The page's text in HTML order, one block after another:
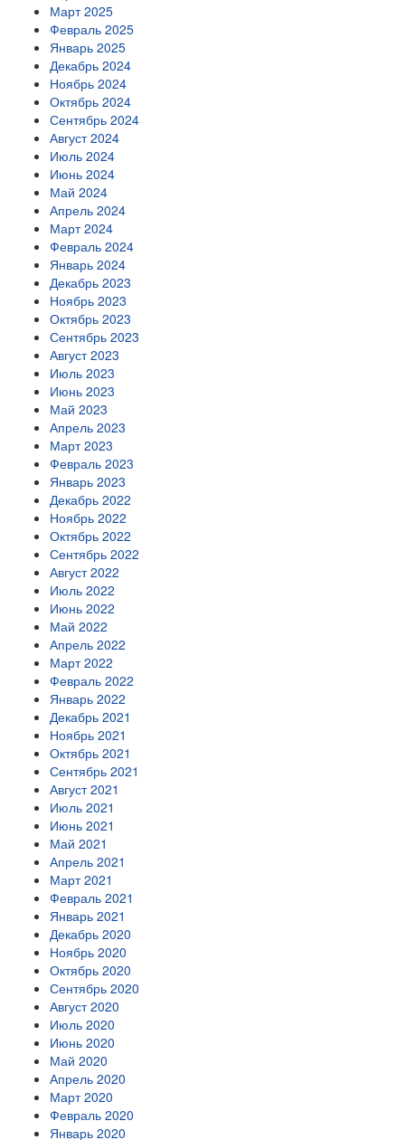
Март 2025
Февраль 2025
Январь 2025
Декабрь 2024
Ноябрь 2024
Октябрь 2024
Сентябрь 2024
Август 2024
Июль 2024
Июнь 2024
Май 2024
Апрель 2024
Март 2024
Февраль 2024
Январь 2024
Декабрь 2023
Ноябрь 2023
Октябрь 2023
Сентябрь 2023
Август 2023
Июль 2023
Июнь 2023
Май 2023
Апрель 2023
Март 2023
Февраль 2023
Январь 2023
Декабрь 2022
Ноябрь 2022
Октябрь 2022
Сентябрь 2022
Август 2022
Июль 2022
Июнь 2022
Май 2022
Апрель 2022
Март 2022
Февраль 2022
Январь 2022
Декабрь 2021
Ноябрь 2021
Октябрь 2021
Сентябрь 2021
Август 2021
Июль 2021
Июнь 2021
Май 2021
Апрель 2021
Март 2021
Февраль 2021
Январь 2021
Декабрь 2020
Ноябрь 2020
Октябрь 2020
Сентябрь 2020
Август 2020
Июль 2020
Июнь 2020
Май 2020
Апрель 2020
Март 2020
Февраль 2020
Январь 2020